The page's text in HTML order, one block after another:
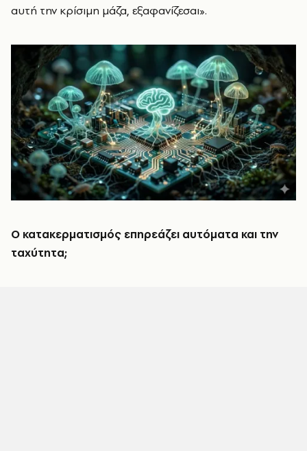
αυτή την κρίσιμη μάζα, εξαφανίζεσαι».
Ο κατακερματισμός επηρεάζει αυτόματα και την
ταχύτητα;